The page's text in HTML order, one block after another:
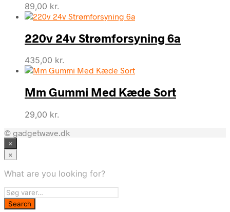
89,00 kr.
220v 24v Strømforsyning 6a
435,00 kr.
Mm Gummi Med Kæde Sort
29,00 kr.
© gadgetwave.dk
×
×
What are you looking for?